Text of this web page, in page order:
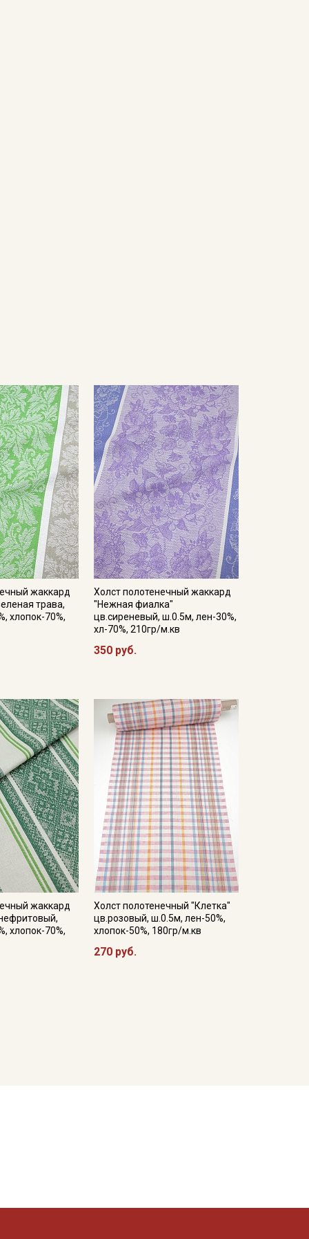
жаккард
трава,
хлопок-70%,
Холст полотенечный жаккард
"Нежная фиалка"
цв.сиреневый, ш.0.5м, лен-30%,
хл-70%, 210гр/м.кв
350 руб.
жаккард
хлопок-70%,
Холст полотенечный "Клетка"
цв.розовый, ш.0.5м, лен-50%,
хлопок-50%, 180гр/м.кв
270 руб.